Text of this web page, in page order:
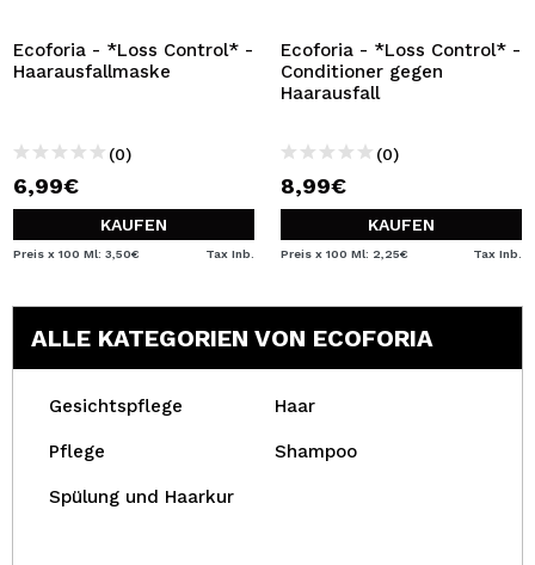
Ecoforia - *Loss Control* -
Haarausfallmaske
(0)
6,99€
KAUFEN
Preis x 100 Ml: 3,50€ Tax Inb.
Ecoforia - *Loss Control* -
Conditioner gegen
Haarausfall
(0)
8,99€
KAUFEN
Preis x 100 Ml: 2,25€ Tax Inb.
ALLE KATEGORIEN VON ECOFORIA
Gesichtspflege Haar
Pflege Shampoo
Spülung und Haarkur